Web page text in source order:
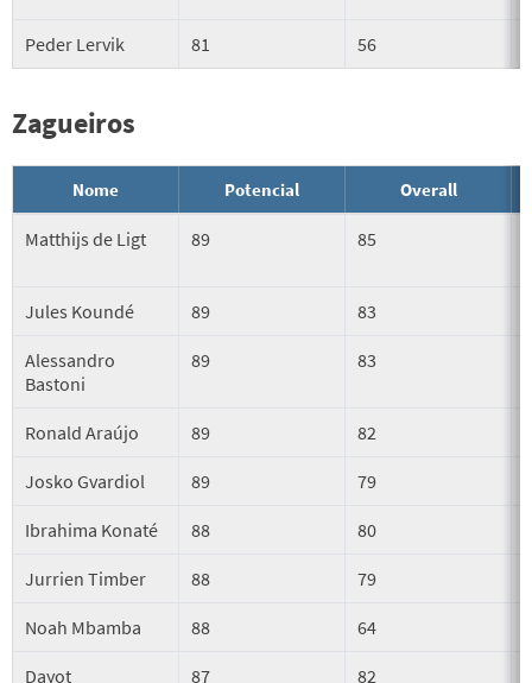
Peder Lervik 81 56
Zagueiros
Nome Potencial Overall
Matthijs de Ligt 89 85
Jules Koundé 89 83
Alessandro
Bastoni
89 83
Ronald Araújo 89 82
Josko Gvardiol 89 79
Ibrahima Konaté 88 80
Jurrien Timber 88 79
Noah Mbamba 88 64
Dayot
87 82